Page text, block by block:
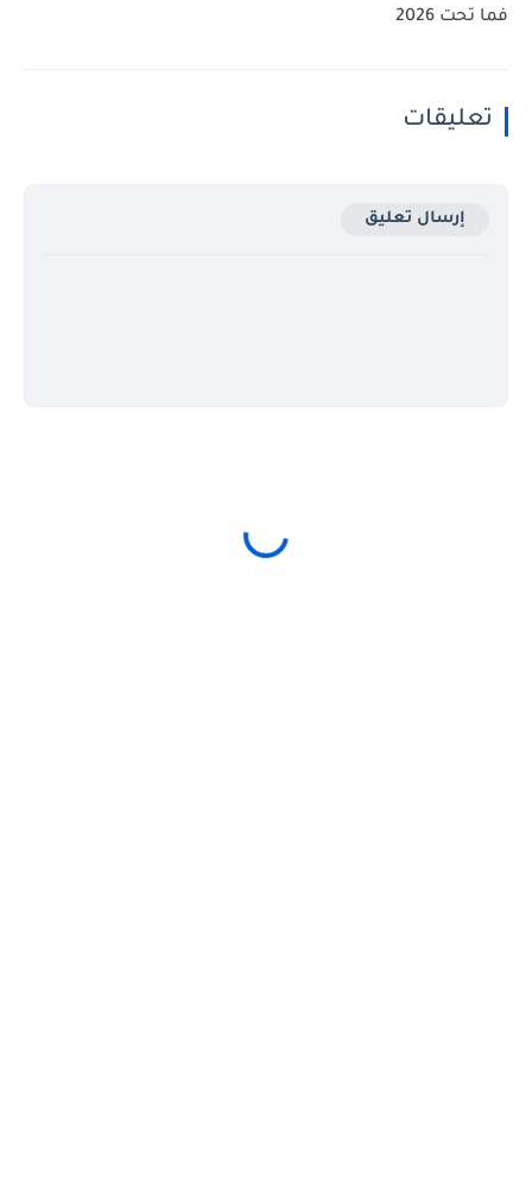
فما تحت 2026
تعليقات
إرسال تعليق